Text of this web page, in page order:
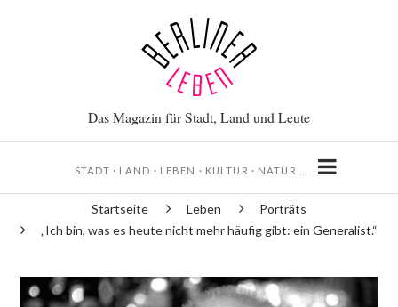
Das Magazin für Stadt, Land und Leute
STADT · LAND · LEBEN · KULTUR · NATUR …
Pfadnavigation
Startseite Leben
Porträts
„Ich bin, was es heute nicht mehr häufig gibt: ein Generalist.“